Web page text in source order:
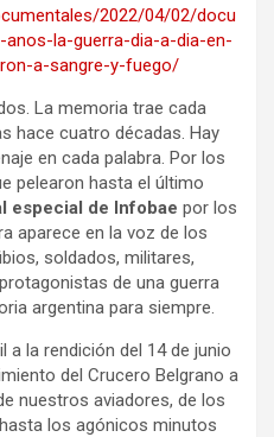
2022/04/02/docu
la-guerra-dia-a-dia-en-
a-sangre-y-fuego/
La memoria trae cada
hace cuatro décadas. Hay
en cada palabra. Por los
pelearon hasta el último
especial de Infobae por los
aparece en la voz de los
soldados, militares,
de una guerra
argentina para siempre.
a la rendición del 14 de junio
del Crucero Belgrano a
nuestros aviadores, de los
los agónicos minutos